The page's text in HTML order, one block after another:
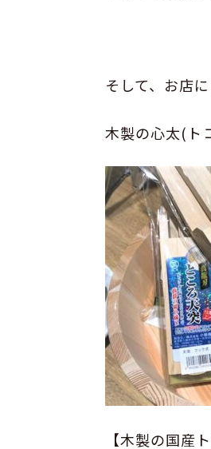
そして、お店
木製の心太(ト
【木製の国産